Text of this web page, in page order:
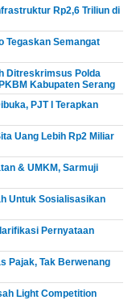
Rp2,6 Triliun di
Tegaskan Semangat
Ditreskrimsus Polda
Kabupaten Serang
PJT I Terapkan
Uang Lebih Rp2 Miliar
& UMKM, Sarmuji
Untuk Sosialisasikan
Pernyataan
Pajak, Tak Berwenang
Light Competition